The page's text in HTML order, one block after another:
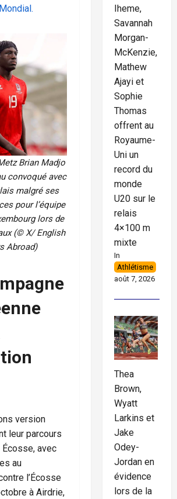
Brian Madjo
convoqué avec
malgré ses
pour l’équipe
lors de
(© X/ English
Abroad)
version
leur parcours
avec
au
l’Écosse
à Airdrie,
Iheme,
Savannah
Morgan-
McKenzie,
Mathew
Ajayi et
Sophie
Thomas
offrent au
Royaume-
Uni un
record du
monde
U20 sur le
relais
4×100 m
mixte
In
Athlétisme
août 7, 2026
Thea
Brown,
Wyatt
Larkins et
Jake
Odey-
Jordan en
évidence
lors de la